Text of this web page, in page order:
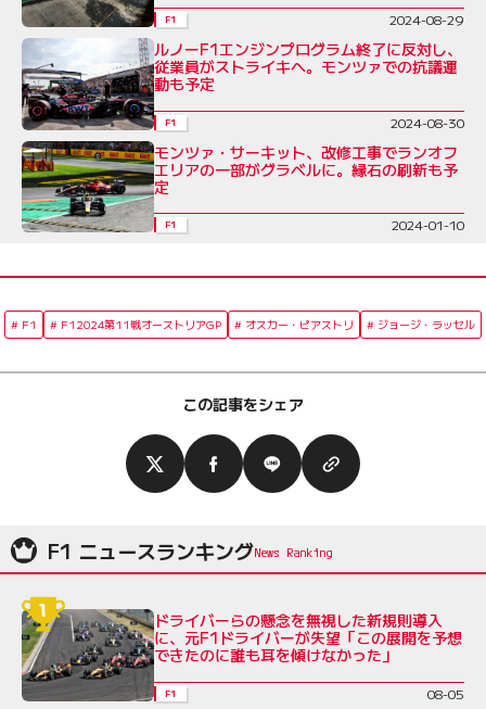
F1 2024-08-29
ルノーF1エンジンプログラム終了に反対し、
従業員がストライキへ。モンツァでの抗議運
動も予定
F1 2024-08-30
モンツァ・サーキット、改修工事でランオフ
エリアの一部がグラベルに。縁石の刷新も予
定
F1 2024-01-10
F1 F12024第11戦オーストリアGP オスカー・ピアストリ ジョージ・ラッセル
この記事をシェア
F1 ニュースランキング
ドライバーらの懸念を無視した新規則導入
に、元F1ドライバーが失望「この展開を予想
できたのに誰も耳を傾けなかった」
F1 08-05